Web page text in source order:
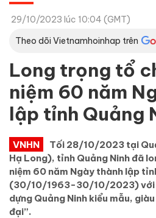
29/10/2023 lúc 10:04 (GMT)
Theo dõi Vietnamhoinhap trên
Long trọng tổ
niệm 60 năm
lập tỉnh Quảng
VNHN
Tối 28/10/2023 tại
Hạ Long), tỉnh Quảng Ninh đã
niệm 60 năm Ngày thành lập
(30/10/1963-30/10/2023) với
dựng Quảng Ninh kiểu mẫu,
đại”.